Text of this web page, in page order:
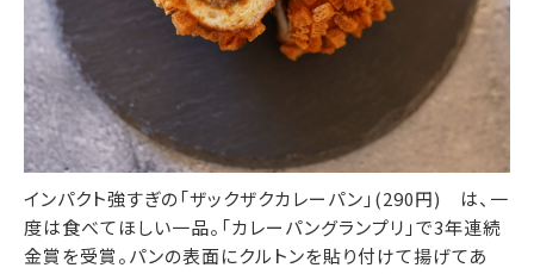
インパクト強すぎの「ザックザクカレーパン」(290円) は、一
度は食べてほしい一品。「カレーパングランプリ」で3年連続
金賞を受賞。パンの表面にクルトンを貼り付けて揚げてあ